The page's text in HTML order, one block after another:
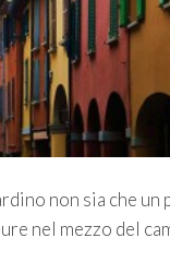
non sia che
nel mezzo del